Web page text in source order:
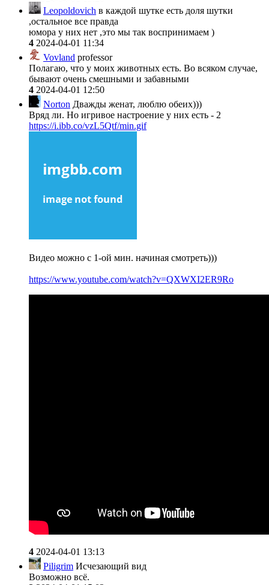
Leopoldovich в каждой шутке есть доля шутки
,остальное все правда
юмора у них нет ,это мы так воспринимаем )
4 2024-04-01 11:34
Vovland professor
Полагаю, что у моих животных есть. Во всяком случае,
бывают очень смешными и забавными
4 2024-04-01 12:50
Norton Дважды женат, люблю обеих)))
Вряд ли. Но игривое настроение у них есть - 2
https://i.ibb.co/vzL5Qtf/min.gif
Видео можно с 1-ой мин. начиная смотреть)))
https://www.youtube.com/watch?v=QXWXI2ER9Ro
4 2024-04-01 13:13
Piligrim Исчезающий вид
Возможно всё.